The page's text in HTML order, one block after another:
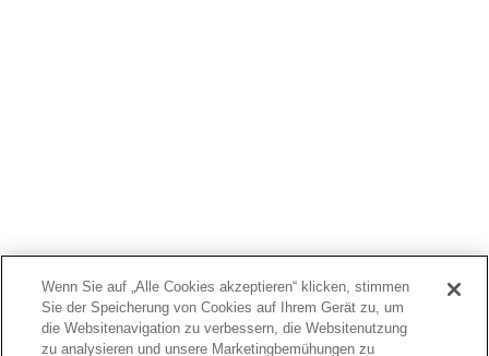
BIONET
Wenn Sie auf „Alle Cookies akzeptieren“ klicken, stimmen
Sie der Speicherung von Cookies auf Ihrem Gerät zu, um
die Websitenavigation zu verbessern, die Websitenutzung
zu analysieren und unsere Marketingbemühungen zu